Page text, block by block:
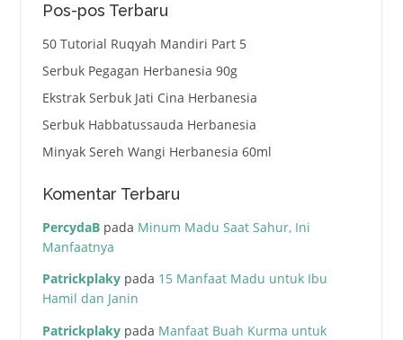
Pos-pos Terbaru
50 Tutorial Ruqyah Mandiri Part 5
Serbuk Pegagan Herbanesia 90g
Ekstrak Serbuk Jati Cina Herbanesia
Serbuk Habbatussauda Herbanesia
Minyak Sereh Wangi Herbanesia 60ml
Komentar Terbaru
PercydaBpada Minum Madu Saat Sahur, Ini
Manfaatnya
Patrickplakypada 15 Manfaat Madu untuk Ibu
Hamil dan Janin
Patrickplakypada Manfaat Buah Kurma untuk